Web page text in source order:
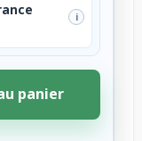
i
panier